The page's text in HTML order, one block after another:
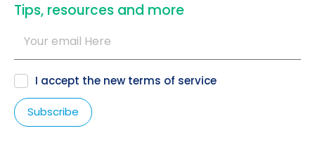
​Tips, resources and more
I accept the new terms of service